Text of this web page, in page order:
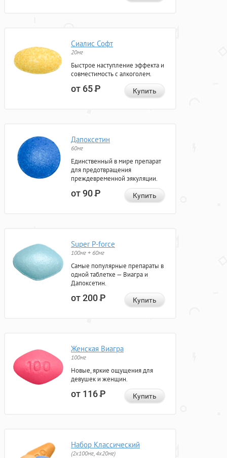
Сиалис Софт
20мг
Быстрое наступление эффекта и
совместимость с алкоголем.
от 65Р Купить
Дапоксетин
60мг
Единственный в мире препарат
для предотвращения
преждевременной эякуляции.
от 90Р Купить
Super P-force
100мг + 60мг
Самые популярные препараты в
одной таблетке — Виагра и
Дапоксетин.
от 200Р Купить
Женская Виагра
100мг
Новые, яркие ощущения для
девушек и женщин.
от 116Р Купить
Набор Классический
(2x100мг, 4x20мг)